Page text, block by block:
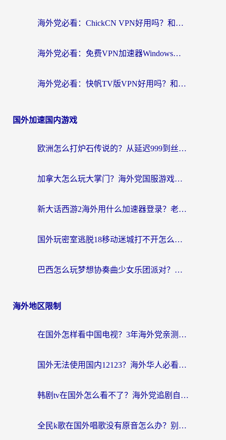
海外党必看：ChickCN VPN好用吗？和星河VPN对比哪个回国效果更好？附真实体验+避坑指南
海外党必看：免费VPN加速器Windows版怎么选？附真实测评与无缝访问国内资源指南
海外党必看：快帆TV版VPN好用吗？和hi龟龟VPN对比哪个回国效果更好？附免费加速器选择指南
国外加速国内游戏
欧洲怎么打炉石传说的？从延迟999到丝滑上分，我找到了靠谱加速器
加拿大怎么玩大掌门？海外党国服游戏加速避坑指南（附实用工具推荐）
新大话西游2海外用什么加速器登录？老玩家亲测有效的国服游戏加速指南
国外玩密室逃脱18移动迷城打不开怎么办？海外玩家亲测有效的解决指南
巴西怎么玩梦想协奏曲少女乐团派对？海外党必看的国服游戏加速全攻略（附波兰天涯明月刀实用技巧）
海外地区限制
在国外怎样看中国电视？3年海外党亲测有效的追剧加速器指南
国外无法使用国内12123？海外华人必看：选对回国加速器，解决迪拜语音+12123访问难题
韩剧tv在国外怎么看不了？海外党追剧自由的终极解决方案来了
全民k歌在国外唱歌没有原音怎么办？别让地域限制毁了你的麦霸时刻